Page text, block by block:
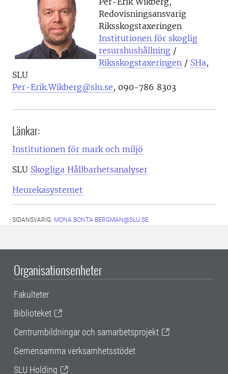
Redovisningsansvarig
Riksskogstaxeringen
Institutionen för skoglig
resurshushållning /
Riksskogstaxeringen / SHa,
SLU
Per-Erik.Wikberg@slu.se, 090-786 8303
Länkar:
Institutionen för mark och miljö
SLU Skogliga Hållbarhetsanalyser
Heurekasystemet
SIDANSVARIG: MONA.BONTA.BERGMAN@SLU.SE
Organisationsenheter
Fakulteter
Biblioteket
Centrumbildningar och samarbetsprojekt
Gemensamma verksamhetsstödet
SLU Holding